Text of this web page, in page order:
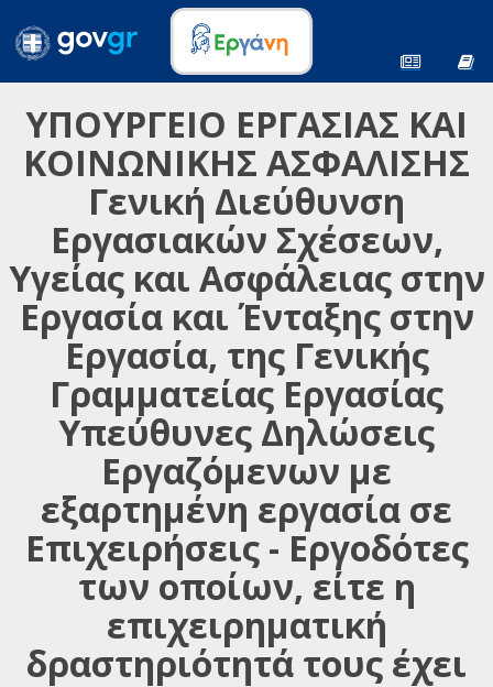
ΥΠΟΥΡΓΕΙΟ ΕΡΓΑΣΙΑΣ ΚΑΙ
ΚΟΙΝΩΝΙΚΗΣ ΑΣΦΑΛΙΣΗΣ
Γενική Διεύθυνση
Εργασιακών Σχέσεων,
Υγείας και Ασφάλειας στην
Εργασία και Ένταξης στην
Εργασία, της Γενικής
Γραμματείας Εργασίας
Υπεύθυνες Δηλώσεις
Εργαζόμενων με
εξαρτημένη εργασία σε
Επιχειρήσεις - Εργοδότες
των οποίων, είτε η
επιχειρηματική
δραστηριότητά τους έχει